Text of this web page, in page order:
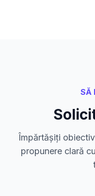
SĂ
Împărtășiți
propunere clară